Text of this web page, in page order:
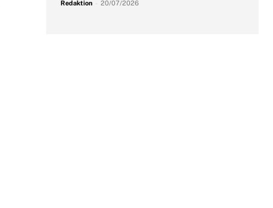
Redaktion 20/07/2026